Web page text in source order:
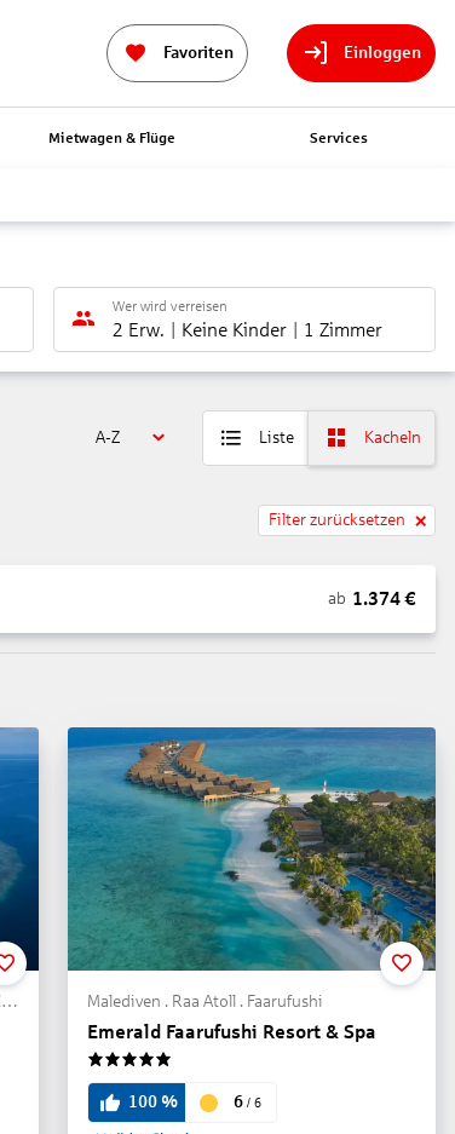
Favoriten Einloggen
Mietwagen & Flüge Services
Wer wird verreisen
2 Erw. Keine Kinder 1 Zimmer
A-Z Liste Kacheln
Filter zurücksetzen
ab 1.374€
Malediven . Süd Male Atoll . Makunufushi (Cocoa Island) Malediven . Raa Atoll . Faarufushi
Emerald Faarufushi Resort & Spa
100 % 6/ 6